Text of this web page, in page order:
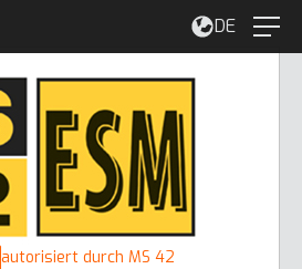
DE
autorisiert durch MS 42